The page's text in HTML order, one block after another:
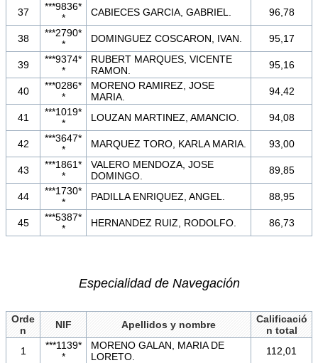
37
***9836*
*
CABIECES GARCIA, GABRIEL. 96,78
38
***2790*
*
DOMINGUEZ COSCARON, IVAN. 95,17
39
***9374*
*
RUBERT MARQUES, VICENTE
RAMON.
95,16
40
***0286*
*
MORENO RAMIREZ, JOSE
MARIA.
94,42
41
***1019*
*
LOUZAN MARTINEZ, AMANCIO. 94,08
42
***3647*
*
MARQUEZ TORO, KARLA MARIA. 93,00
43
***1861*
*
VALERO MENDOZA, JOSE
DOMINGO.
89,85
44
***1730*
*
PADILLA ENRIQUEZ, ANGEL. 88,95
45
***5387*
*
HERNANDEZ RUIZ, RODOLFO. 86,73
Especialidad de Navegación
Orde
n
NIF Apellidos y nombre
Calificació
n total
1
***1139*
*
MORENO GALAN, MARIA DE
LORETO.
112,01